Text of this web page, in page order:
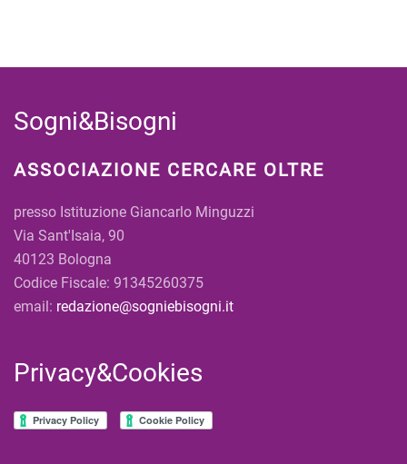
Sogni&Bisogni
ASSOCIAZIONE CERCARE OLTRE
presso Istituzione Giancarlo Minguzzi
Via Sant'Isaia, 90
40123 Bologna
Codice Fiscale: 91345260375
email: redazione@sogniebisogni.it
Privacy&Cookies